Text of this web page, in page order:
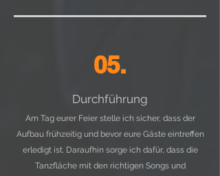
05.
Durchführung
Am Tag eurer Feier stelle ich sicher, dass der
Aufbau frühzeitig und bevor eure Gäste eintreffen
erledigt ist. Daraufhin sorge ich dafür, dass die
Tanzfläche mit den richtigen Songs und